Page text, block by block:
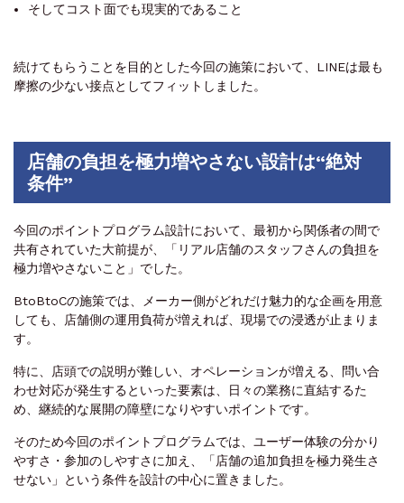
そしてコスト面でも現実的であること
続けてもらうことを目的とした今回の施策において、LINEは最も
摩擦の少ない接点としてフィットしました。
店舗の負担を極力増やさない設計は“絶対
条件”
今回のポイントプログラム設計において、最初から関係者の間で
共有されていた大前提が、「リアル店舗のスタッフさんの負担を
極力増やさないこと」でした。
BtoBtoCの施策では、メーカー側がどれだけ魅力的な企画を用意
しても、店舗側の運用負荷が増えれば、現場での浸透が止まりま
す。
特に、店頭での説明が難しい、オペレーションが増える、問い合
わせ対応が発生するといった要素は、日々の業務に直結するた
め、継続的な展開の障壁になりやすいポイントです。
そのため今回のポイントプログラムでは、ユーザー体験の分かり
やすさ・参加のしやすさに加え、「店舗の追加負担を極力発生さ
せない」という条件を設計の中心に置きました。